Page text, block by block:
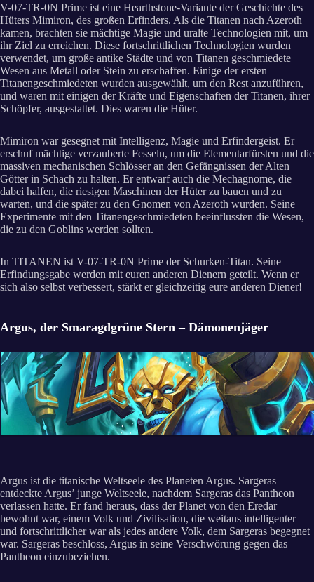
V-07-TR-0N Prime ist eine Hearthstone-Variante der Geschichte des
Hüters Mimiron, des großen Erfinders. Als die Titanen nach Azeroth
kamen, brachten sie mächtige Magie und uralte Technologien mit, um
ihr Ziel zu erreichen. Diese fortschrittlichen Technologien wurden
verwendet, um große antike Städte und von Titanen geschmiedete
Wesen aus Metall oder Stein zu erschaffen. Einige der ersten
Titanengeschmiedeten wurden ausgewählt, um den Rest anzuführen,
und waren mit einigen der Kräfte und Eigenschaften der Titanen, ihrer
Schöpfer, ausgestattet. Dies waren die Hüter.
Mimiron war gesegnet mit Intelligenz, Magie und Erfindergeist. Er
erschuf mächtige verzauberte Fesseln, um die Elementarfürsten und die
massiven mechanischen Schlösser an den Gefängnissen der Alten
Götter in Schach zu halten. Er entwarf auch die Mechagnome, die
dabei halfen, die riesigen Maschinen der Hüter zu bauen und zu
warten, und die später zu den Gnomen von Azeroth wurden. Seine
Experimente mit den Titanengeschmiedeten beeinflussten die Wesen,
die zu den Goblins werden sollten.
In TITANEN ist V-07-TR-0N Prime der Schurken-Titan. Seine
Erfindungsgabe werden mit euren anderen Dienern geteilt. Wenn er
sich also selbst verbessert, stärkt er gleichzeitig eure anderen Diener!
Argus, der Smaragdgrüne Stern – Dämonenjäger
Argus ist die titanische Weltseele des Planeten Argus. Sargeras
entdeckte Argus’ junge Weltseele, nachdem Sargeras das Pantheon
verlassen hatte. Er fand heraus, dass der Planet von den Eredar
bewohnt war, einem Volk und Zivilisation, die weitaus intelligenter
und fortschrittlicher war als jedes andere Volk, dem Sargeras begegnet
war. Sargeras beschloss, Argus in seine Verschwörung gegen das
Pantheon einzubeziehen.